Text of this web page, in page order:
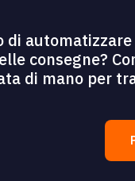
di
consegne?
di mano per